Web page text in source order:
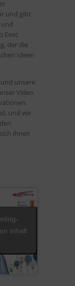
und gibt
Exec
der die
Ideen
unsere
Video
und wir
ihnen
inhalt